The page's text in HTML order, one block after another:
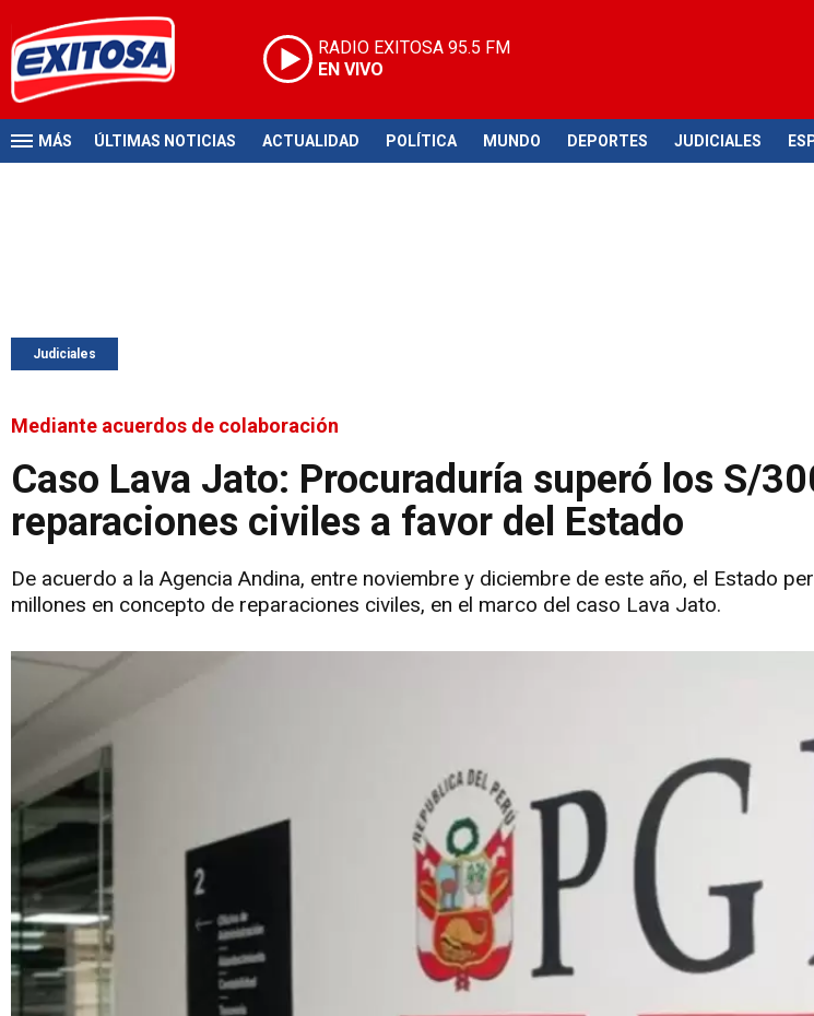
RADIO EXITOSA 95.5 FM
EN VIVO
MÁS ÚLTIMAS NOTICIAS ACTUALIDAD POLÍTICA MUNDO DEPORTES JUDICIALES
Judiciales
Mediante acuerdos de colaboración
Caso Lava Jato: Procuraduría superó los S/
reparaciones civiles a favor del Estado
De acuerdo a la Agencia Andina, entre noviembre y diciembre de este año, el Estado
millones en concepto de reparaciones civiles, en el marco del caso Lava Jato.